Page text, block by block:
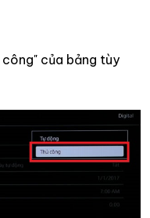
của bảng tùy